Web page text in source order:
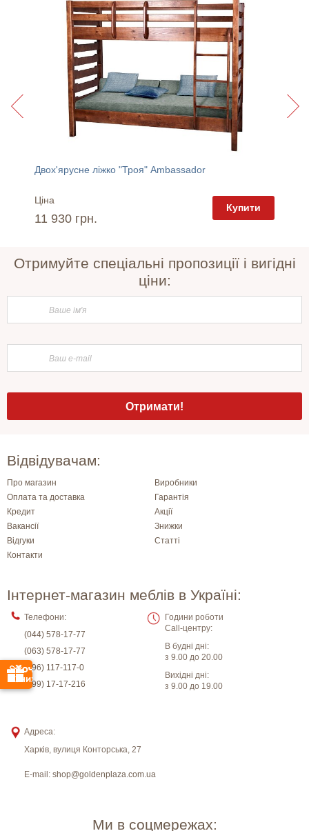
Двох'ярусне ліжко "Троя" Ambassador
Ціна
11 930 грн.
Купити
Отримуйте спеціальні пропозиції і вигідні
ціни:
Відвідувачам:
Про магазин
Виробники
Оплата та доставка
Гарантія
Кредит
Акції
Вакансії
Знижки
Відгуки
Статті
Контакти
Інтернет-магазин меблів в Україні:
Телефони:
(044) 578-17-77
(063) 578-17-77
(096) 117-117-0
(099) 17-17-216
Години роботи
Call-центру:
В будні дні:
з 9.00 до 20.00
Вихідні дні:
з 9.00 до 19.00
Адреса:
Харків, вулиця Конторська, 27
E-mail: shop@goldenplaza.com.ua
Ми в соцмережах: